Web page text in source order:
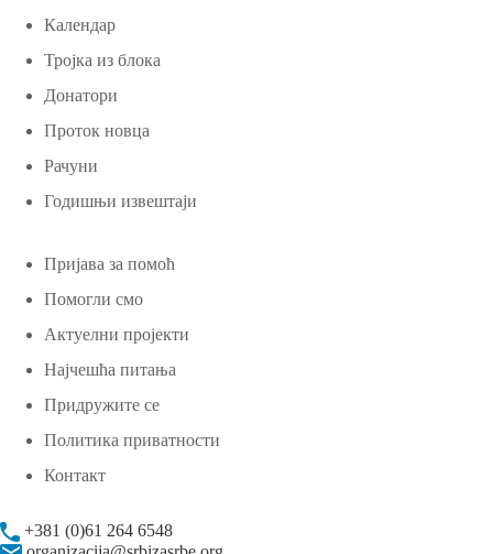
Календар
Тројка из блока
Донатори
Проток новца
Рачуни
Годишњи извештаји
Пријава за помоћ
Помогли смо
Актуелни пројекти
Најчешћа питања
Придружите се
Политика приватности
Контакт
+381 (0)61 264 6548